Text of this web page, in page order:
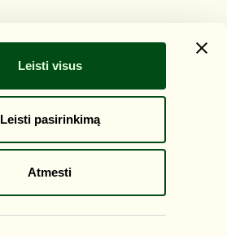
Leisti visus
Leisti pasirinkimą
Atmesti